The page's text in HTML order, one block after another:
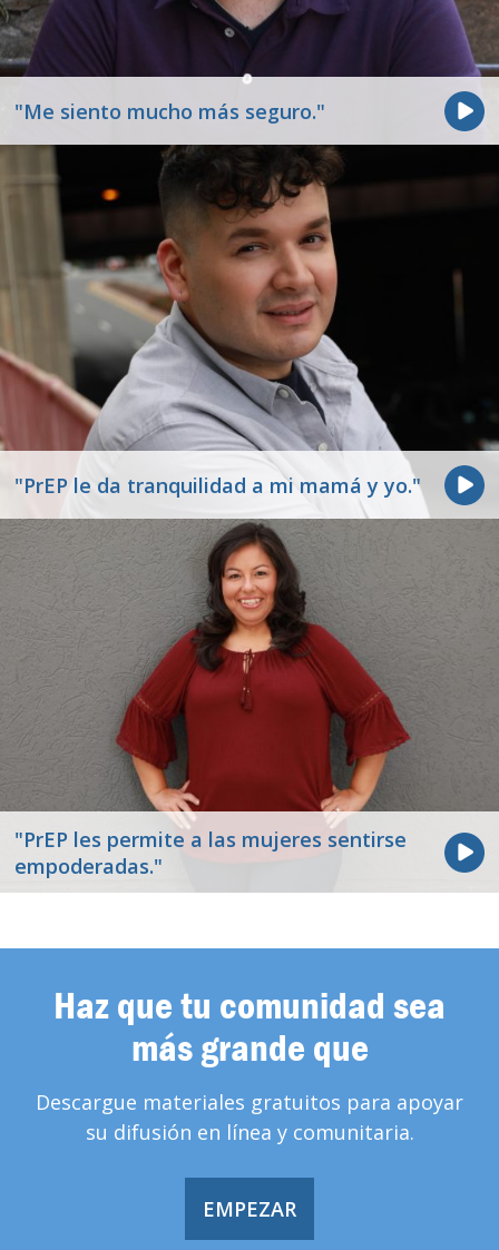
"Me siento mucho más seguro."
"PrEP le da tranquilidad a mi mamá y yo."
"PrEP les permite a las mujeres sentirse
empoderadas."
Haz que tu comunidad sea
más grande que
Descargue materiales gratuitos para apoyar
su difusión en línea y comunitaria.
EMPEZAR